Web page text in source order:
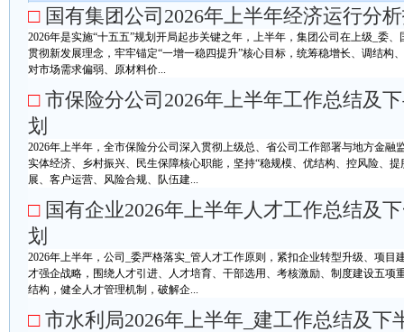
□ 国有集团公司2026年上半年经济运行分
2026年是实施“十五五”规划开局起步关键之年，上半年，集团公司在上级_委
贯彻新发展理念，牢牢锚定“一增一稳四提升”核心目标，统筹稳增长、调结构
对市场需求偏弱、原材料价...
□ 市保险分公司2026年上半年工作总结及
划
2026年上半年，全市保险分公司深入贯彻上级总、省公司工作部署与地方金融
实体经济、乡村振兴、民生保障核心职能，坚持“稳规模、优结构、控风险、
展、客户运营、风险合规、队伍建...
□ 国有企业2026年上半年人才工作总结及
划
2026年上半年，公司_委严格落实_管人才工作原则，紧扣企业转型升级、项目
才强企战略，围绕人才引进、人才培育、干部选用、考核激励、制度建设五项
结构，健全人才管理机制，破解企...
□ 市水利局2026年上半年_建工作总结及下